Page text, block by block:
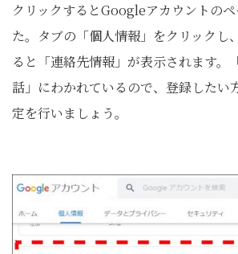
クリックするとGoogleアカウントの
た。タブの「個人情報」をクリックし
ると「連絡先情報」が表示されます。
話」にわかれているので、登録したい
定を行いましょう。